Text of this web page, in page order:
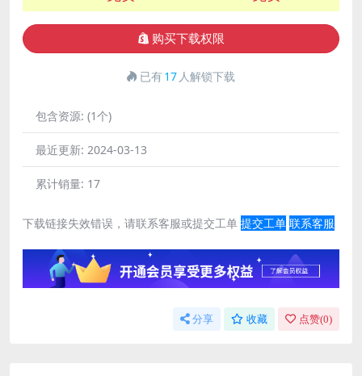
购买下载权限
已有17 人解锁下载
包含资源: (1个)
最近更新: 2024-03-13
累计销量: 17
下载链接失效错误，请联系客服或提交工单 提交工单 联系客服
分享 收藏 点赞(0)